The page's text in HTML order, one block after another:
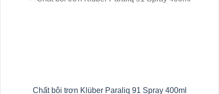
Chất bôi trơn Klüber Paraliq 91 Spray 400ml